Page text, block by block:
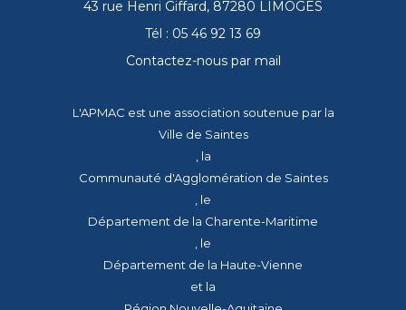
43 rue Henri Giffard, 87280 LIMOGES
Tél : 05 46 92 13 69
Contactez-nous par mail
L'APMAC est une association soutenue par la
Ville de Saintes
, la
Communauté d'Agglomération de Saintes
, le
Département de la Charente-Maritime
, le
Département de la Haute-Vienne
et la